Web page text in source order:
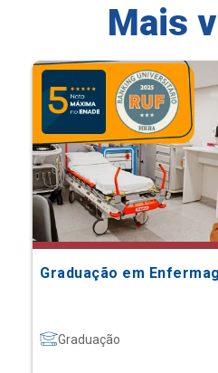
Mais
Graduação em
Graduação